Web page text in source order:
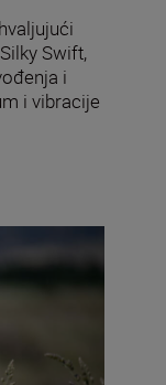
Swift,
i
i vibracije